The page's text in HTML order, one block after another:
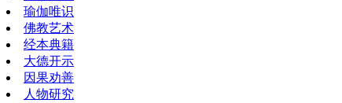
瑜伽唯识
佛教艺术
经本典籍
大德开示
因果劝善
人物研究